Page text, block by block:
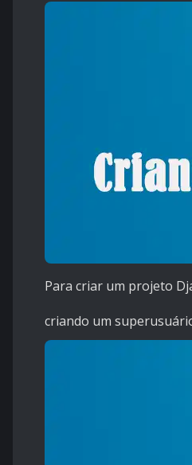
Para criar um projeto
criando um